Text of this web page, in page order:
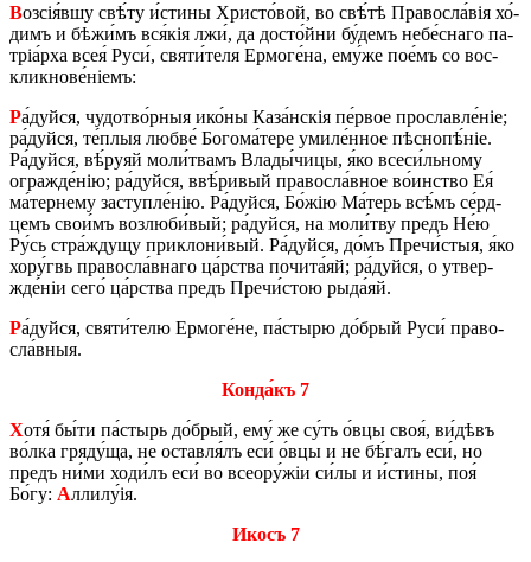
Возсія́вшу свѣ́ту и́сти­ны Хри­сто́­вой, во свѣ́­тѣ Пра­во­сла́­вія хо́­
димъ и бѣ­жи́мъ вся́кія лжи́, да до­сто́й­ни бу́­демъ не­бе́с­на­го па­
тріа́р­ха всея́ Руси́, святи́­теля Ер­мо­ге́­на, ему́­же по­е́мъ со вос­
клик­но­ве́ніемъ:
Ра́дуй­ся, чу­до­тво́р­ныя ико́­ны Ка­за́н­скія пе́р­вое про­слав­ле́ніе;
ра́дуй­ся, те́­плыя люб­ве́ Бо­го­ма́­те­ре уми­ле́н­ное пѣ­сно­пѣ́ніе.
Ра́дуй­ся, вѣ́руяй мо­ли́­твамъ Вла­ды́­чи­цы, я́ко все­си́ль­но­му
огра­жде́нію; ра́дуй­ся, ввѣ́­ри­вый пра­во­сла́в­ное во́­ин­ство Ея́
ма́­тер­не­му за­ступле́нію. Ра́дуй­ся, Бо́жію Ма́­терь всѣ́мъ се́рд­
цемъ сво­и́мъ воз­лю­би́­вый; ра́дуй­ся, на мо­ли́тву предъ Не́ю
Ру́сь стра́ждущу при­кло­ни́­вый. Ра́дуй­ся, до́мъ Пре­чи́­стыя, я́ко
хору́­гвь пра­во­сла́в­на­го ца́р­ства по­чи­та́яй; ра́дуй­ся, о утвер­
жде́ніи сего́ ца́р­ства предъ Пре­чи́­стою рыда́яй.
Ра́дуй­ся, святи́­те­лю Ер­мо­ге́­не, па́­сты­рю до́­брый Руси́ пра­во­
сла́в­ныя.
Кон­да́къ 7
Хотя́ бы́ти па́­стырь до́­брый, ему́ же су́ть о́вцы своя́, ви́­дѣвъ
во́л­ка гряду́ща, не остав­ля́лъ еси́ о́вцы и не бѣ́­галъ еси́, но
предъ ни́ми хо­ди́лъ еси́ во всеору́жіи си́лы и и́сти­ны, поя́
Бо́гу: Алли­лу́ія.
Икосъ 7